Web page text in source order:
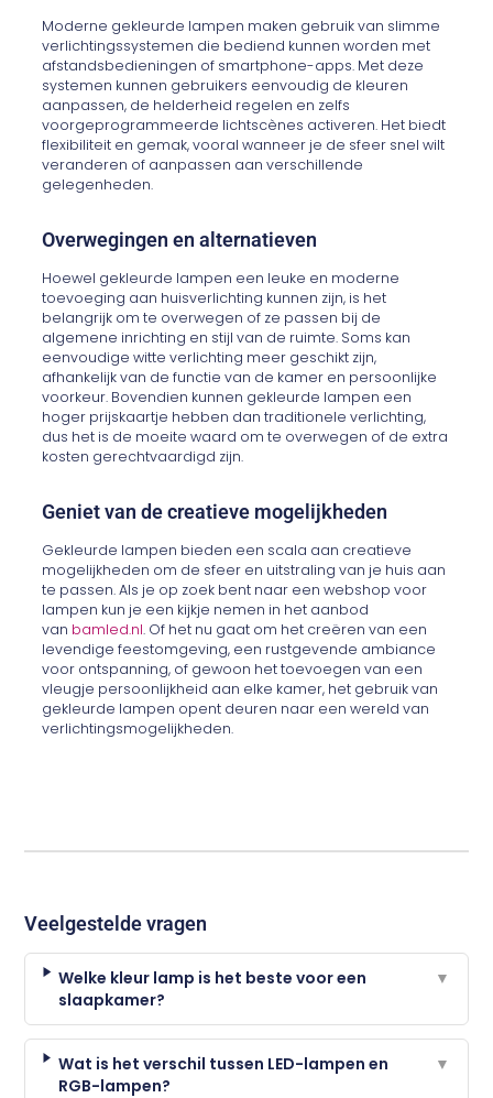
Moderne gekleurde lampen maken gebruik van slimme
verlichtingssystemen die bediend kunnen worden met
afstandsbedieningen of smartphone-apps. Met deze
systemen kunnen gebruikers eenvoudig de kleuren
aanpassen, de helderheid regelen en zelfs
voorgeprogrammeerde lichtscènes activeren. Het biedt
flexibiliteit en gemak, vooral wanneer je de sfeer snel wilt
veranderen of aanpassen aan verschillende
gelegenheden.
Overwegingen en alternatieven
Hoewel gekleurde lampen een leuke en moderne
toevoeging aan huisverlichting kunnen zijn, is het
belangrijk om te overwegen of ze passen bij de
algemene inrichting en stijl van de ruimte. Soms kan
eenvoudige witte verlichting meer geschikt zijn,
afhankelijk van de functie van de kamer en persoonlijke
voorkeur. Bovendien kunnen gekleurde lampen een
hoger prijskaartje hebben dan traditionele verlichting,
dus het is de moeite waard om te overwegen of de extra
kosten gerechtvaardigd zijn.
Geniet van de creatieve mogelijkheden
Gekleurde lampen bieden een scala aan creatieve
mogelijkheden om de sfeer en uitstraling van je huis aan
te passen. Als je op zoek bent naar een webshop voor
lampen kun je een kijkje nemen in het aanbod
van bamled.nl. Of het nu gaat om het creëren van een
levendige feestomgeving, een rustgevende ambiance
voor ontspanning, of gewoon het toevoegen van een
vleugje persoonlijkheid aan elke kamer, het gebruik van
gekleurde lampen opent deuren naar een wereld van
verlichtingsmogelijkheden.
Veelgestelde vragen
Welke kleur lamp is het beste voor een
slaapkamer?
▼
Wat is het verschil tussen LED-lampen en
RGB-lampen?
▼